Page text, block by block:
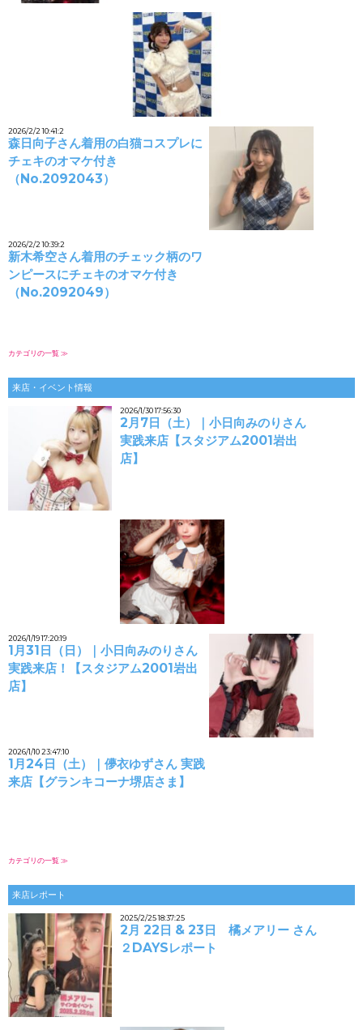
2026/2/2 10:41:2
森日向子さん着用の白猫コスプレに
チェキのオマケ付き
（No.2092043）
2026/2/2 10:39:2
新木希空さん着用のチェック柄のワ
ンピースにチェキのオマケ付き
（No.2092049）
カテゴリの一覧 ≫
来店・イベント情報
2026/1/30 17:56:30
2月7日（土）｜小日向みのりさん
実践来店【スタジアム2001岩出
店】
2026/1/19 17:20:19
1月31日（日）｜小日向みのりさん
実践来店！【スタジアム2001岩出
店】
2026/1/10 23:47:10
1月24日（土）｜儚衣ゆずさん 実践
来店【グランキコーナ堺店さま】
カテゴリの一覧 ≫
来店レポート
2025/2/25 18:37:25
2月 22日 & 23日 橘メアリー さん
２DAYSレポート